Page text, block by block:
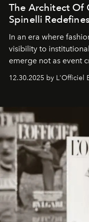
The Architect Of
Spinelli
In an era where
visibility to
emerge not as event
ecosystems.
Sabrina
brand strategist with
framework where
converge with
12.30.2025 by L'Officiel